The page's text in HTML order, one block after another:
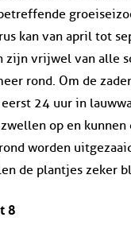
kan van april tot
zijn vrijwel van alle
rond. Om de
24 uur in
op en kunnen
worden
de plantjes zeker
8